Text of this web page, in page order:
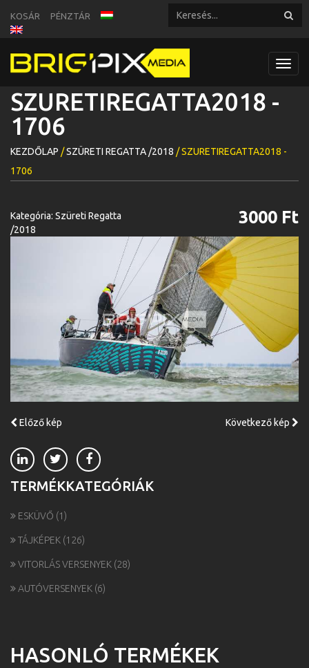
KOSÁR PÉNZTÁR
SZURETIREGATTA2018 -
1706
KEZDŐLAP /SZÜRETI REGATTA /2018 / SZURETIREGATTA2018 -
1706
Kategória: Szüreti Regatta
/2018
3000 Ft
Előző kép Következő kép
TERMÉKKATEGÓRIÁK
ESKÜVŐ (1)
TÁJKÉPEK (126)
VITORLÁS VERSENYEK (28)
AUTÓVERSENYEK (6)
HASONLÓ TERMÉKEK